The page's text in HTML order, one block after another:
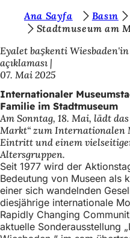
Inhalt anspringen
e
b
e
f
i
n
d
e
n
s
Ana Sayfa Basın
Stadtmuseum am
Eyalet başkenti Wiesbaden'in
açıklaması
07. Mai 2025
Internationaler
Familie im Stadtmuseum
Am Sonntag, 18. Mai, lädt
Markt“ zum Internationalen
Eintritt und einem
Altersgruppen.
Seit 1977 wird der
Bedeutung von Museen als
einer sich wandelnden
diesjährige internationale
Rapidly Changing
aktuelle Sonderausstellung